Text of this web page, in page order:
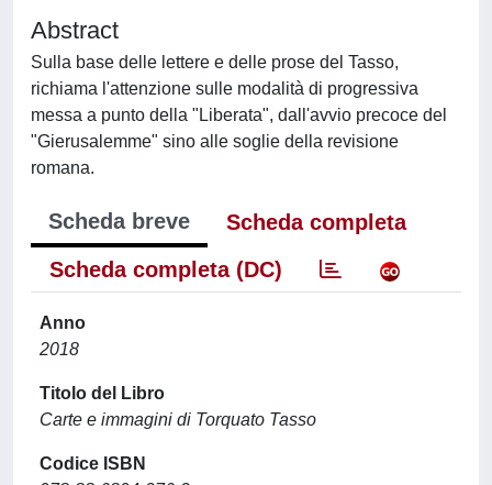
Abstract
Sulla base delle lettere e delle prose del Tasso,
richiama l'attenzione sulle modalità di progressiva
messa a punto della "Liberata", dall'avvio precoce del
"Gierusalemme" sino alle soglie della revisione
romana.
Scheda breve
Scheda completa
Scheda completa (DC)
Anno
2018
Titolo del Libro
Carte e immagini di Torquato Tasso
Codice ISBN